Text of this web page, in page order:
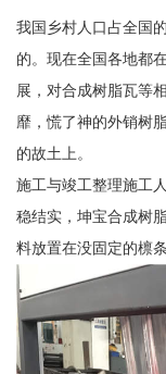
我国乡村人口占全国
的。现在全国各地都
展，对合成树脂瓦等
靡，慌了神的外销树
的故土上。
施工与竣工整理施工
稳结实，坤宝合成树
料放置在没固定的檩